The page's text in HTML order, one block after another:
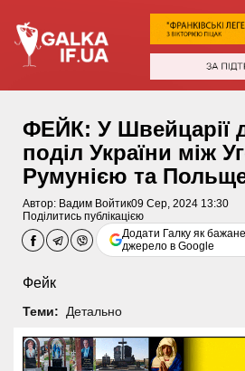
ФЕЙК: У Швейцарії
поділ України між
Румунією та
Автор: Вадим Войтик09 Сер, 2024 13:30
Поділитись публікацією
Додати Галку як бажане
джерело в Google
Фейк
Теми: Детально